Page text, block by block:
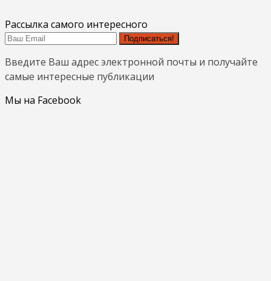
Рассылка самого интересного
Подписаться!
Введите Ваш адрес электронной почты и получайте
самые интересные публикации
Мы на Facebook